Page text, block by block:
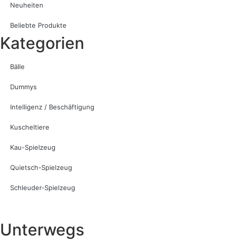
Neuheiten
Beliebte Produkte
Kategorien
Bälle
Dummys
Intelligenz / Beschäftigung
Kuscheltiere
Kau-Spielzeug
Quietsch-Spielzeug
Schleuder-Spielzeug
Unterwegs